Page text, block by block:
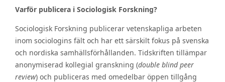
Varför publicera i Sociologisk Forskning?
Sociologisk Forskning publicerar vetenskapliga arbeten
inom sociologins fält och har ett särskilt fokus på svenska
och nordiska samhällsförhållanden. Tidskriften tillämpar
anonymiserad kollegial granskning (double blind peer
review) och publiceras med omedelbar öppen tillgång